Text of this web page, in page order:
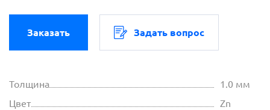
Заказать Задать вопрос
Толщина
1.0 мм
Цвет
Zn